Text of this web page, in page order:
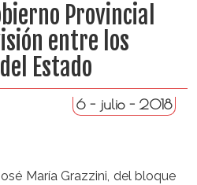
Provincial
entre los
Estado
6 - julio - 2018
María Grazzini, del bloque